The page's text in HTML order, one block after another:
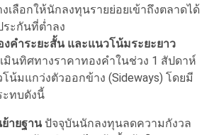
งเลือกให้นักลงทุนรายย่อยเข้าถึงตลาดได้
ระกันที่ต่ำลง
คำระยะสั้น และแนวโน้มระยะยาว
มินทิศทางราคาทองคำในช่วง 1 สัปดาห์
น้มแกว่งตัวออกข้าง (Sideways) โดยมี
ะทบดังนี้
ายฐานปัจจุบันนักลงทุนลดความกังวล